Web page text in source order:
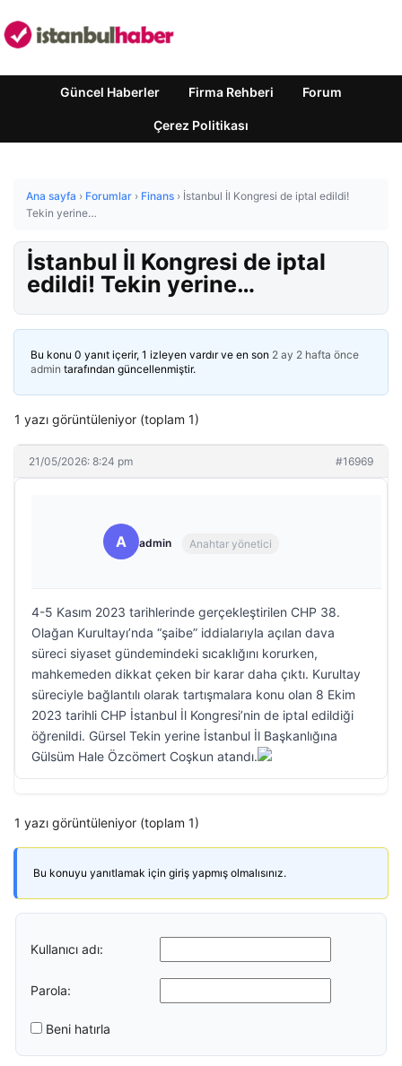
Güncel Haberler Firma Rehberi Forum
Çerez Politikası
Ana sayfa › Forumlar › Finans › İstanbul İl Kongresi de iptal edildi!
Tekin yerine…
İstanbul İl Kongresi de iptal
edildi! Tekin yerine…
Bu konu 0 yanıt içerir, 1 izleyen vardır ve en son 2 ay 2 hafta önce
admin tarafından güncellenmiştir.
1 yazı görüntüleniyor (toplam 1)
21/05/2026: 8:24 pm #16969
A admin Anahtar yönetici
4-5 Kasım 2023 tarihlerinde gerçekleştirilen CHP 38.
Olağan Kurultayı’nda “şaibe” iddialarıyla açılan dava
süreci siyaset gündemindeki sıcaklığını korurken,
mahkemeden dikkat çeken bir karar daha çıktı. Kurultay
süreciyle bağlantılı olarak tartışmalara konu olan 8 Ekim
2023 tarihli CHP İstanbul İl Kongresi’nin de iptal edildiği
öğrenildi. Gürsel Tekin yerine İstanbul İl Başkanlığına
Gülsüm Hale Özcömert Coşkun atandı.
1 yazı görüntüleniyor (toplam 1)
Bu konuyu yanıtlamak için giriş yapmış olmalısınız.
Kullanıcı adı:
Parola:
Beni hatırla